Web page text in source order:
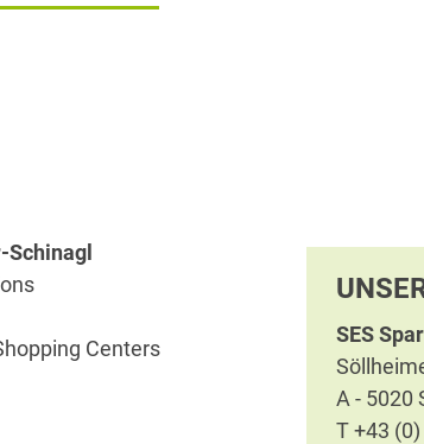
Schinagl
Centers
SES
A - 5020
T +43